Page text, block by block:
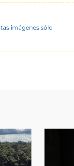
imágenes sólo